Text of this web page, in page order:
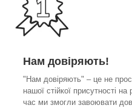
Нам довіряють!
"Нам довіряють" – це не
нашої стійкої присутності
час ми змогли завоювати